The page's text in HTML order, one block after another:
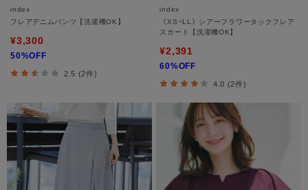
index
フレアデニムパンツ【洗濯機OK】
¥3,300
50%OFF
2.5 (2件)
index
《XS~LL》シアーフラワータックフレア
スカート【洗濯機OK】
¥2,391
60%OFF
4.0 (2件)